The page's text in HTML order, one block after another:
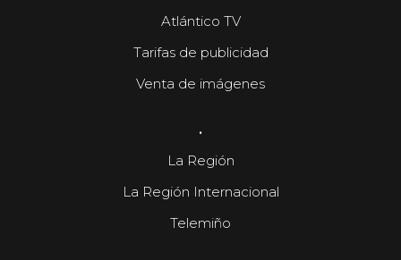
Atlántico TV
Tarifas de publicidad
Venta de imágenes
.
La Región
La Región Internacional
Telemiño